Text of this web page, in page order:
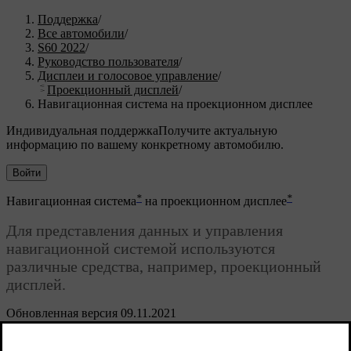
Поддержка/
Все автомобили/
S60 2022/
Руководство пользователя/
Дисплеи и голосовое управление/
Проекционный дисплей/
Навигационная система на проекционном дисплее
Индивидуальная поддержкаПолучите актуальную
информацию по вашему конкретному автомобилю.
Войти
Обновленная версия 09.11.2021
Навигационная система* на проекционном дисплее*
Для представления данных и управления
навигационной системой используются
различные средства, например, проекционный
дисплей.